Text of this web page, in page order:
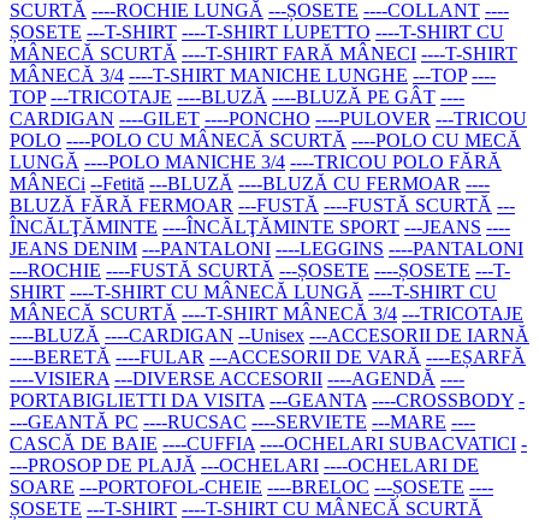
SCURTĂ ----ROCHIE LUNGĂ ---ȘOSETE ----COLLANT ----
ȘOSETE ---T-SHIRT ----T-SHIRT LUPETTO ----T-SHIRT CU
MÂNECĂ SCURTĂ ----T-SHIRT FARĂ MÂNECI ----T-SHIRT
MÂNECĂ 3/4 ----T-SHIRT MANICHE LUNGHE ---TOP ----
TOP ---TRICOTAJE ----BLUZĂ ----BLUZĂ PE GÂT ----
CARDIGAN ----GILET ----PONCHO ----PULOVER ---TRICOU
POLO ----POLO CU MÂNECĂ SCURTĂ ----POLO CU MECĂ
LUNGĂ ----POLO MANICHE 3/4 ----TRICOU POLO FĂRĂ
MÂNECi --Fetită ---BLUZĂ ----BLUZĂ CU FERMOAR ----
BLUZĂ FĂRĂ FERMOAR ---FUSTĂ ----FUSTĂ SCURTĂ ---
ÎNCĂLŢĂMINTE ----ÎNCĂLŢĂMINTE SPORT ---JEANS ----
JEANS DENIM ---PANTALONI ----LEGGINS ----PANTALONI
---ROCHIE ----FUSTĂ SCURTĂ ---ȘOSETE ----ȘOSETE ---T-
SHIRT ----T-SHIRT CU MÂNECĂ LUNGĂ ----T-SHIRT CU
MÂNECĂ SCURTĂ ----T-SHIRT MÂNECĂ 3/4 ---TRICOTAJE
----BLUZĂ ----CARDIGAN --Unisex ---ACCESORII DE IARNĂ
----BERETĂ ----FULAR ---ACCESORII DE VARĂ ----EȘARFĂ
----VISIERA ---DIVERSE ACCESORII ----AGENDĂ ----
PORTABIGLIETTI DA VISITA ---GEANTA ----CROSSBODY -
---GEANTĂ PC ----RUCSAC ----SERVIETE ---MARE ----
CASCĂ DE BAIE ----CUFFIA ----OCHELARI SUBACVATICI -
---PROSOP DE PLAJĂ ---OCHELARI ----OCHELARI DE
SOARE ---PORTOFOL-CHEIE ----BRELOC ---ȘOSETE ----
ȘOSETE ---T-SHIRT ----T-SHIRT CU MÂNECĂ SCURTĂ